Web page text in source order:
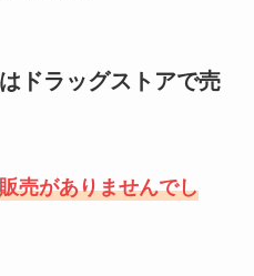
ドラッグストアで売
売がありませんでし